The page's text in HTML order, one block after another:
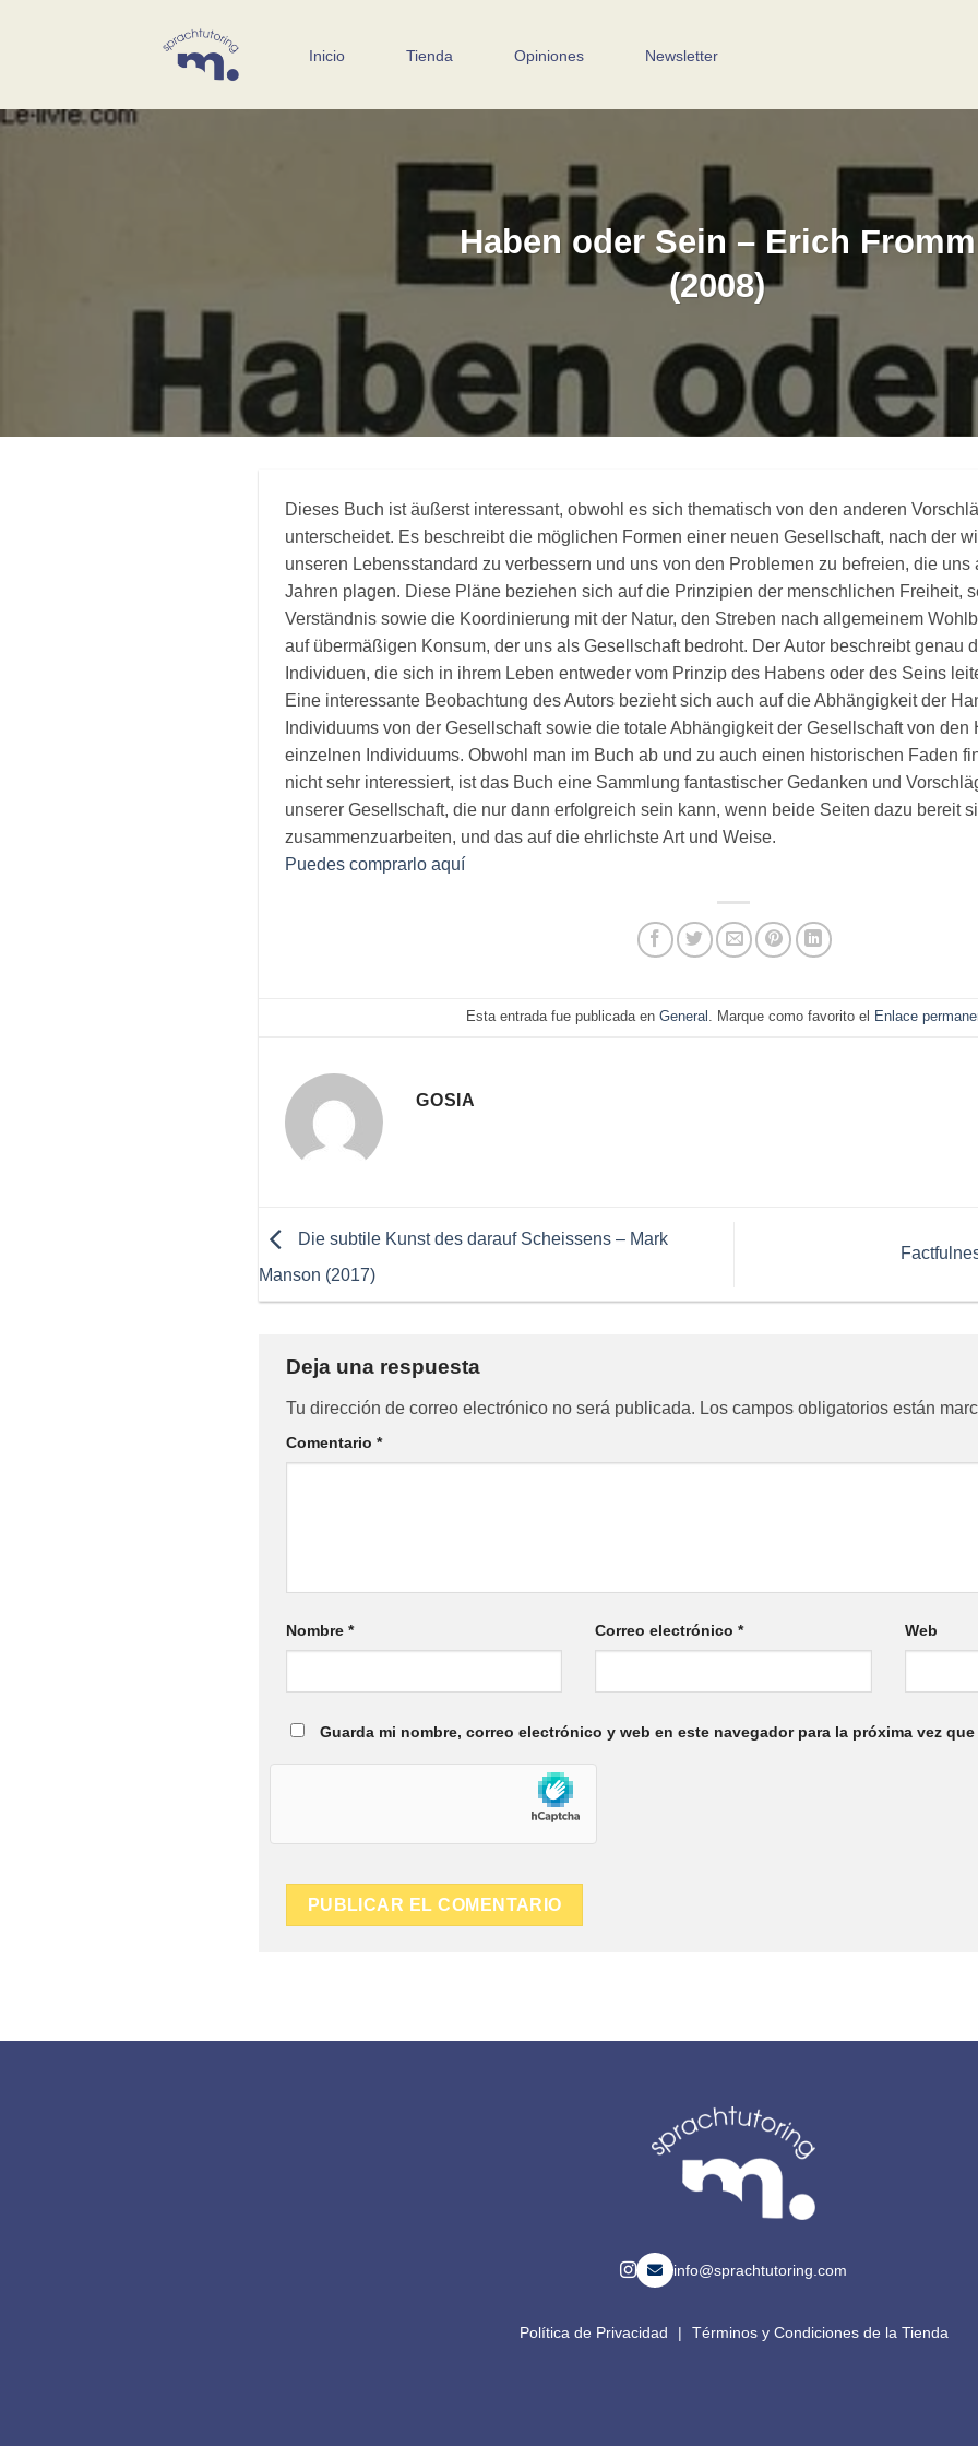
Inicio Tienda Opiniones Newsletter
Haben oder Sein – Erich Fromm
(2008)
Dieses Buch ist äußerst interessant, obwohl es sich thematisch von den anderen
unterscheidet. Es beschreibt die möglichen Formen einer neuen Gesellschaft, nach der
unseren Lebensstandard zu verbessern und uns von den Problemen zu befreien, die
Jahren plagen. Diese Pläne beziehen sich auf die Prinzipien der menschlichen Freiheit,
Verständnis sowie die Koordinierung mit der Natur, den Streben nach allgemeinem
auf übermäßigen Konsum, der uns als Gesellschaft bedroht. Der Autor beschreibt genau
Individuen, die sich in ihrem Leben entweder vom Prinzip des Habens oder des Seins
Eine interessante Beobachtung des Autors bezieht sich auch auf die Abhängigkeit der
Individuums von der Gesellschaft sowie die totale Abhängigkeit der Gesellschaft von
einzelnen Individuums. Obwohl man im Buch ab und zu auch einen historischen Faden
nicht sehr interessiert, ist das Buch eine Sammlung fantastischer Gedanken und
unserer Gesellschaft, die nur dann erfolgreich sein kann, wenn beide Seiten dazu bereit
zusammenzuarbeiten, und das auf die ehrlichste Art und Weise.
Puedes comprarlo aquí
Esta entrada fue publicada en General . Marque como favorito el Enlace
GOSIA
Die subtile Kunst des darauf Scheissens – Mark
Manson (2017)
Deja una respuesta
Tu dirección de correo electrónico no será publicada. Los campos obligatorios están
Comentario *
Nombre * Correo electrónico* Web
Guarda mi nombre, correo electrónico y web en este navegador para la próxima vez que
info@sprachtutoring.com
Política de Privacidad | Términos y Condiciones de la Tienda